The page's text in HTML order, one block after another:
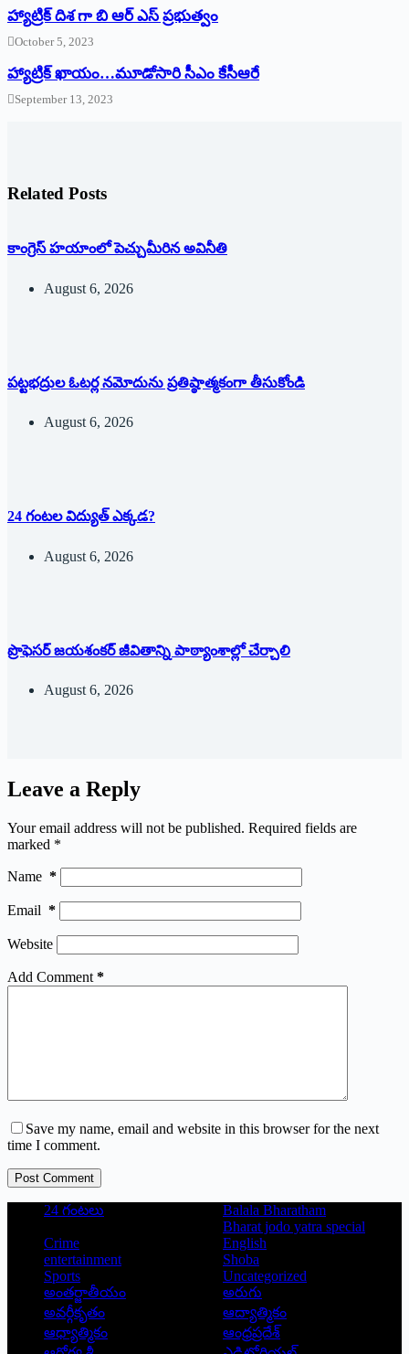
హ్యాట్రిక్ దిశ గా బి ఆర్ ఎస్ ప్రభుత్వం
October 5, 2023
హ్యాట్రిక్‌ ‌ఖాయం…మూడోసారి సీఎం కేసీఆరే
September 13, 2023
Related Posts
కాంగ్రెస్ హయాంలో పెచ్చుమీరిన అవినీతి
August 6, 2026
పట్టభద్రుల ఓటర్ల నమోదును ప్రతిష్ఠాత్మకంగా తీసుకోండి
August 6, 2026
24 గంటల విద్యుత్ ఎక్కడ?
August 6, 2026
ప్రొఫెసర్ జయశంకర్ జీవితాన్ని పాఠ్యాంశాల్లో చేర్చాలి
August 6, 2026
Leave a Reply
Your email address will not be published. Required fields are
marked *
Name *
Email *
Website
Add Comment *
Save my name, email and website in this browser for the next
time I comment.
Post Comment
24 గంటలు
Balala Bharatham
Bharat jodo yatra special
Crime
English
entertainment
Shoba
Sports
Uncategorized
అంతర్జాతీయం
అరుగు
అవర్గీకృతం
ఆద్యాత్మికం
ఆధ్యాత్మికం
ఆంధ్రప్రదేశ్